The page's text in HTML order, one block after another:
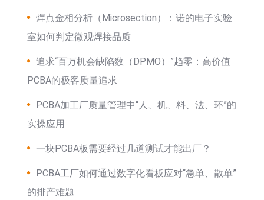
焊点金相分析（Microsection）：诺的电子实验
室如何判定微观焊接品质
追求“百万机会缺陷数（DPMO）”趋零：高价值
PCBA的极客质量追求
PCBA加工厂质量管理中“人、机、料、法、环”的
实操应用
一块PCBA板需要经过几道测试才能出厂？
PCBA工厂如何通过数字化看板应对“急单、散单”
的排产难题